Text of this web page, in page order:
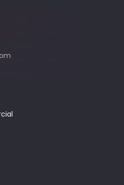
acheter
Brave. Pour
rendez-